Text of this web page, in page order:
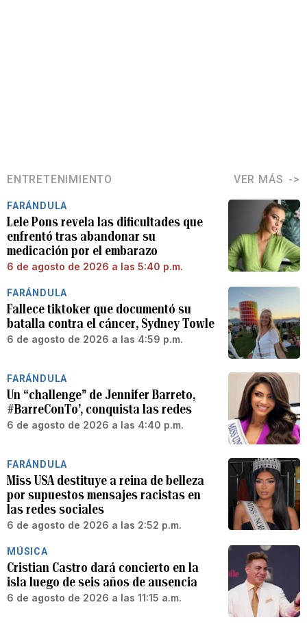
ENTRETENIMIENTO VER MÁS
FARÁNDULA
Lele Pons revela las dificultades que
enfrentó tras abandonar su
medicación por el embarazo
6 de agosto de 2026 a las 5:40 p.m.
FARÁNDULA
Fallece tiktoker que documentó su
batalla contra el cáncer, Sydney Towle
6 de agosto de 2026 a las 4:59 p.m.
FARÁNDULA
Un “challenge” de Jennifer Barreto,
#BarreConTo’, conquista las redes
6 de agosto de 2026 a las 4:40 p.m.
FARÁNDULA
Miss USA destituye a reina de belleza
por supuestos mensajes racistas en
las redes sociales
6 de agosto de 2026 a las 2:52 p.m.
MÚSICA
Cristian Castro dará concierto en la
isla luego de seis años de ausencia
6 de agosto de 2026 a las 11:15 a.m.